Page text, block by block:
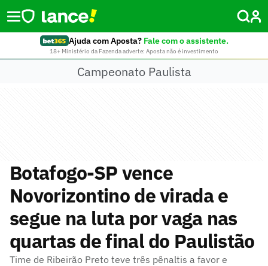
Ajuda com Aposta? Fale com o assistente.
18+ Ministério da Fazenda adverte: Aposta não é investimento
Campeonato Paulista
Botafogo-SP vence
Novorizontino de virada e
segue na luta por vaga nas
quartas de final do Paulistão
Time de Ribeirão Preto teve três pênaltis a favor e